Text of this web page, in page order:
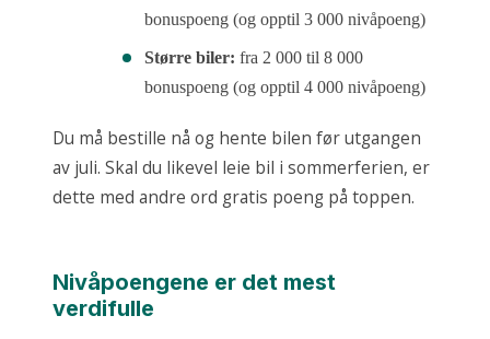
bonuspoeng (og opptil 3 000 nivåpoeng)
Større biler: fra 2 000 til 8 000
bonuspoeng (og opptil 4 000 nivåpoeng)
Du må bestille nå og hente bilen før utgangen
av juli. Skal du likevel leie bil i sommerferien, er
dette med andre ord gratis poeng på toppen.
Nivåpoengene er det mest
verdifulle